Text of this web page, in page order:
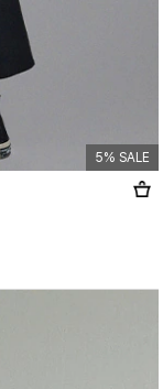
5% SALE